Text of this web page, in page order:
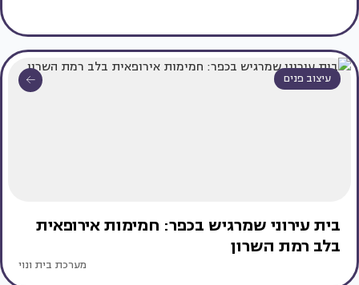
עיצוב פנים
בית עירוני שמרגיש בכפר: חמימות אירופאית
בלב רמת השרון
מערכת בית ונוי